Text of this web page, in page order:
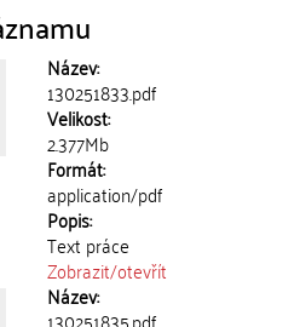
Název:
130251833.pdf
Velikost:
2.377Mb
Formát:
application/pdf
Popis:
Text práce
Zobrazit/otevřít
Název: